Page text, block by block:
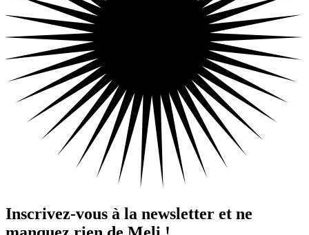
Inscrivez-vous à la newsletter et ne